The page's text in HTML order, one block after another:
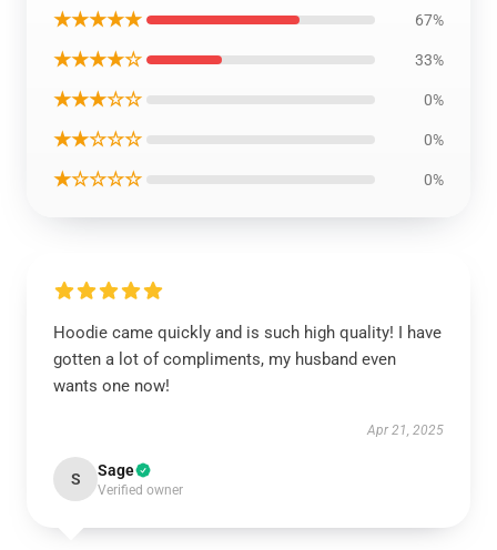
★★★★★ 67%
★★★★☆ 33%
★★★☆☆ 0%
★★☆☆☆ 0%
★☆☆☆☆ 0%
Hoodie came quickly and is such high quality! I have
gotten a lot of compliments, my husband even
wants one now!
Apr 21, 2025
S Sage
Verified owner